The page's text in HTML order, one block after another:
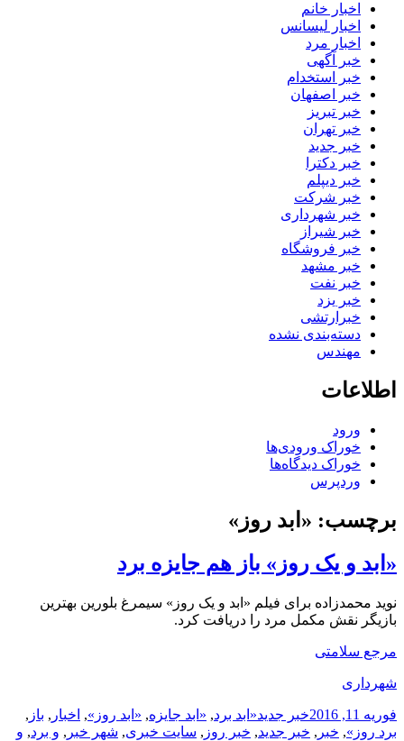
اخبار خانم
اخبار لیسانس
اخبار مرد
خبر آگهی
خبر استخدام
خبر اصفهان
خبر تبریز
خبر تهران
خبر جدید
خبر دکترا
خبر دیپلم
خبر شرکت
خبر شهرداری
خبر شیراز
خبر فروشگاه
خبر مشهد
خبر نفت
خبر یزد
خبرارتشی
دسته‌بندی نشده
مهندس
اطلاعات
ورود
خوراک ورودی‌ها
خوراک دیدگاه‌ها
وردپرس
برچسب: «ابد روز»
«ابد و یک روز» باز هم جایزه برد
نوید محمدزاده برای فیلم «ابد و یک روز» سیمرغ بلورین بهترین
بازیگر نقش مکمل مرد را دریافت کرد.
مرجع سلامتی
شهرداری
ارسال
شده
فوریه 11, 2016 نویسنده
دسته‌ها
خبر جدیدبرچسب‌ها
«ابد برد, «ابد جایزه, «ابد روز», اخبار , باز ,
برد روز», خبر , خبر جدید, خبر روز , سایت خبری, شهر خبر , و برد, و